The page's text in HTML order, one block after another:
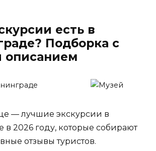
есть в
Подборка с
описанием
— лучшие экскурсии в
в 2026 году, которые собирают
отзывы туристов.